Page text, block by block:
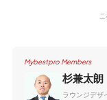
Mybestpro Members
杉兼太朗
ラウンジデ